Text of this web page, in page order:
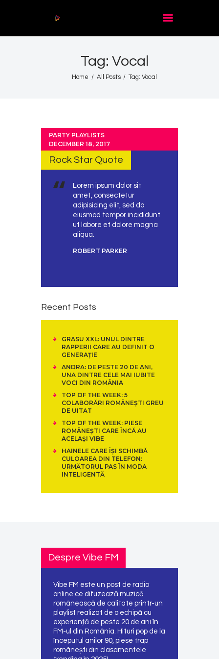
Tag: Vocal
Home All Posts Tag: Vocal
PARTY PLAYLISTS
DECEMBER 18, 2017
Rock Star Quote
Lorem ipsum dolor sit
amet, consectetur
adipisicing elit, sed do
eiusmod tempor incididunt
ut labore et dolore magna
aliqua.
ROBERT PARKER
Recent Posts
GRASU XXL: UNUL DINTRE
RAPPERII CARE AU DEFINIT O
GENERAȚIE
ANDRA: DE PESTE 20 DE ANI,
UNA DINTRE CELE MAI IUBITE
VOCI DIN ROMÂNIA
TOP OF THE WEEK: 5
COLABORĂRI ROMÂNEȘTI GREU
DE UITAT
TOP OF THE WEEK: PIESE
ROMÂNEȘTI CARE ÎNCĂ AU
ACELAȘI VIBE
HAINELE CARE ÎȘI SCHIMBĂ
CULOAREA DIN TELEFON:
URMĂTORUL PAS ÎN MODA
INTELIGENTĂ
Despre Vibe FM
Vibe FM este un post de radio
online ce difuzează muzică
românească de calitate printr-un
playlist realizat de o echipă cu
experiență de peste 20 de ani în
FM-ul din România. Hituri pop de la
începutul anilor 90, piese trap
românești din clasamentele